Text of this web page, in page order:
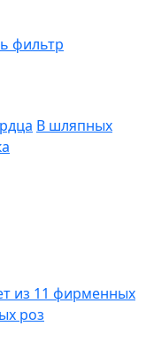
фильтр
В шляпных